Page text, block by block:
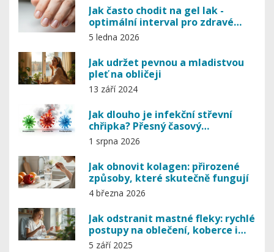
Jak často chodit na gel lak -
optimální interval pro zdravé
nehty
5 ledna 2026
Jak udržet pevnou a mladistvou
pleť na obličeji
13 září 2024
Jak dlouho je infekční střevní
chřipka? Přesný časový
harmonogram nakažlivosti a tipy
na prevenci
1 srpna 2026
Jak obnovit kolagen: přirozené
způsoby, které skutečně fungují
4 března 2026
Jak odstranit mastné fleky: rychlé
postupy na oblečení, koberce i
tvrdé povrchy
5 září 2025